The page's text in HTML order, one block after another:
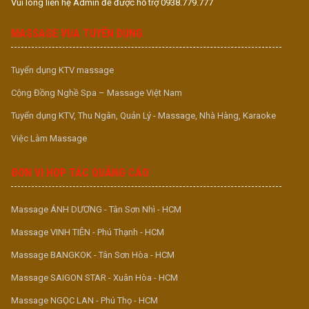
Vui lòng liên hệ Admin để được hỗ trợ 0938.779.777
MASSAGE VUA TUYỂN DỤNG
Tuyển dụng KTV massage
Cộng Đồng Nghề Spa – Massage Việt Nam
Tuyển dụng KTV, Thu Ngân, Quản Lý - Massage, Nhà Hàng, Karaoke
Việc Làm Massage
ĐƠN VỊ HỢP TÁC QUẢNG CÁO
Massage ÁNH DƯƠNG - Tân Sơn Nhì - HCM
Massage VINH TIÊN - Phú Thạnh - HCM
Massage BANGKOK - Tân Sơn Hòa - HCM
Massage SAIGON STAR - Xuân Hòa - HCM
Massage NGỌC LAN - Phú Thọ - HCM